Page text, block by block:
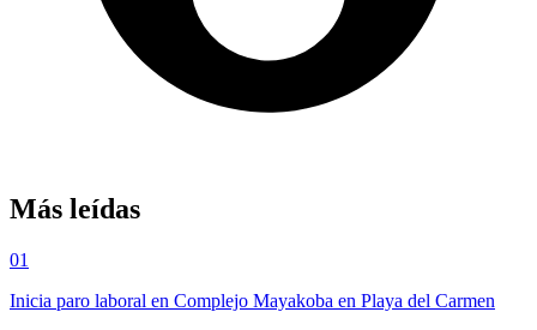
Más leídas
01
Inicia paro laboral en Complejo Mayakoba en Playa del Carmen